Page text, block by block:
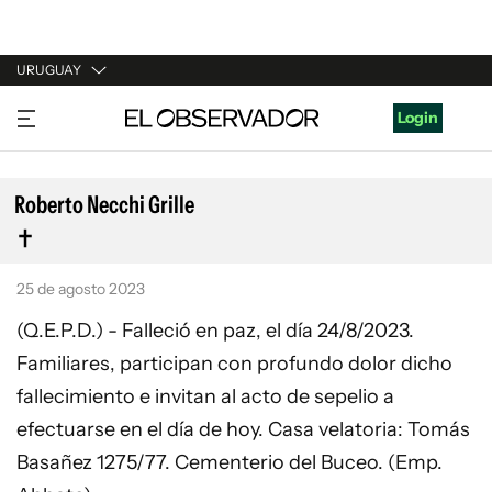
URUGUAY
URUGUAY
ARGENTINA
ESPAÑA
ESTADOS UNIDOS
Login
Roberto Necchi Grille
25 de agosto 2023
(Q.E.P.D.) - Falleció en paz, el día 24/8/2023.
Familiares, participan con profundo dolor dicho
fallecimiento e invitan al acto de sepelio a
efectuarse en el día de hoy. Casa velatoria: Tomás
Basañez 1275/77. Cementerio del Buceo. (Emp.